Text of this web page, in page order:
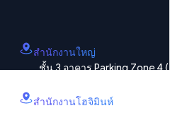
สำนักงานใหญ่
ชั้น 3 อาคาร Parking Zone 4 (
สํานักงานโฮจิมินห์